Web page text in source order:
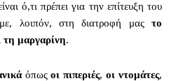
ό,τι πρέπει για την επίτευξη του
λοιπόν, στη διατροφή μας το
τη μαργαρίνη.
όπωςοι πιπεριές, οι ντομάτες,